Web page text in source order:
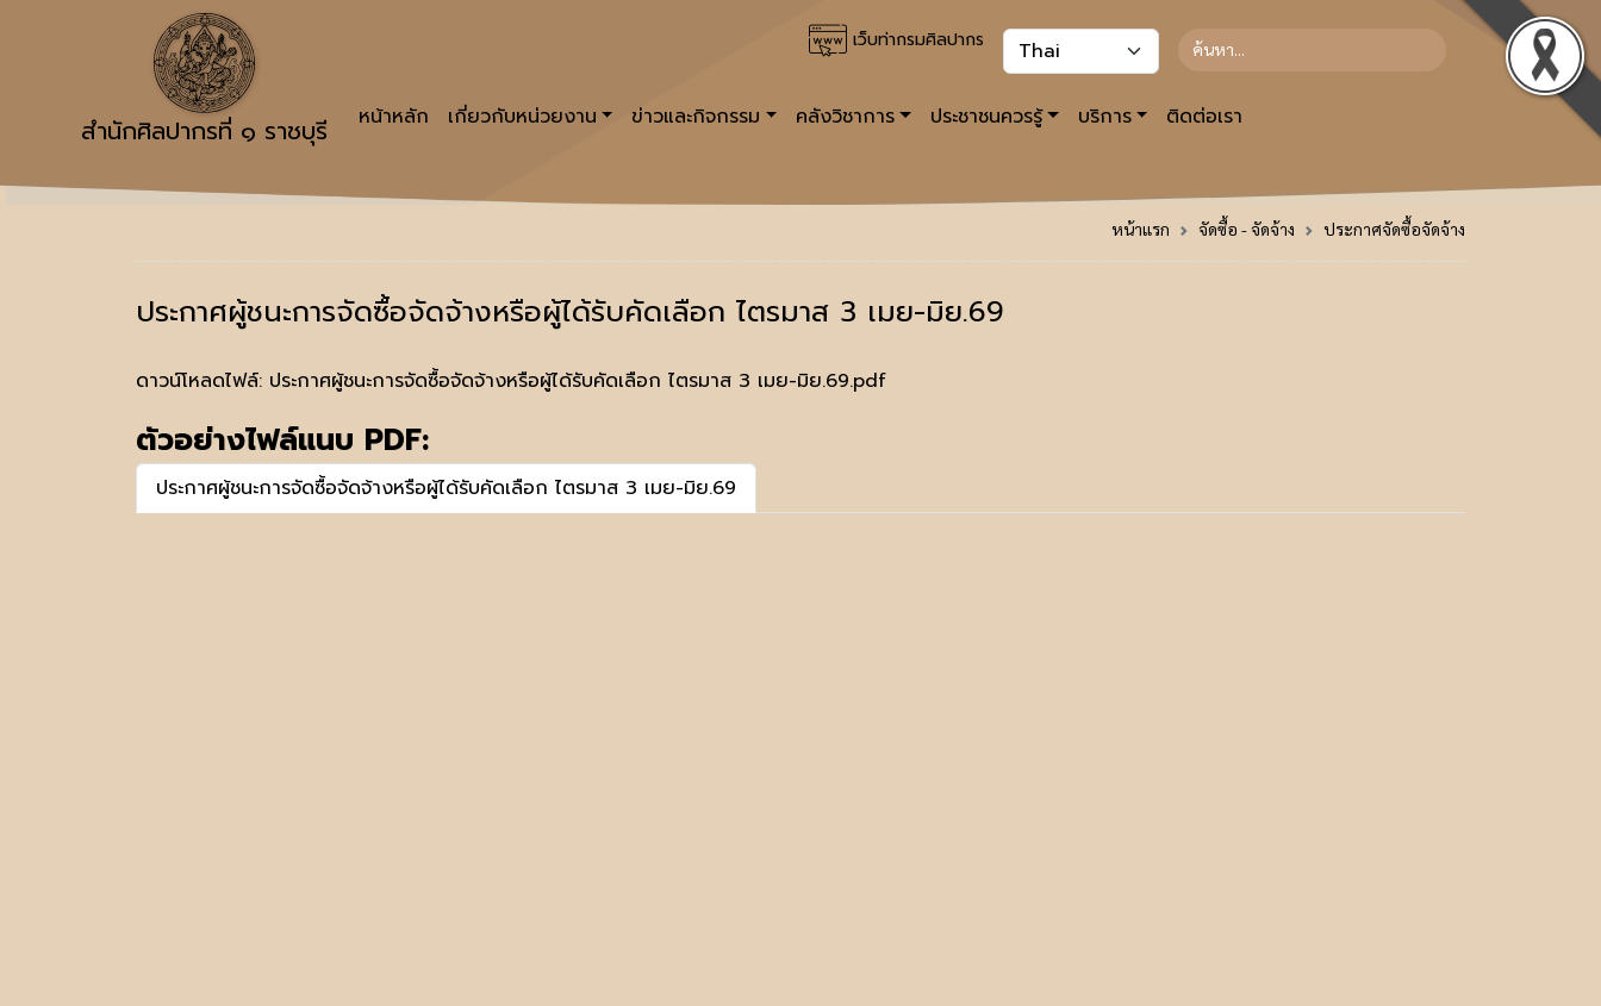
เว็บท่ากรมศิลปากร
สำนักศิลปากรที่ ๑ ราชบุรี หน้าหลัก เกี่ยวกับหน่วยงาน ข่าวและกิจกรรม คลังวิชาการ ประชาชนควรรู้ บริการ ติดต่อเรา
หน้าแรก จัดซื้อ - จัดจ้าง ประกาศจัดซื้อจัดจ้าง
ประกาศผู้ชนะการจัดซื้อจัดจ้างหรือผู้ได้รับคัดเลือก ไตรมาส 3 เมย-มิย.69
ดาวน์โหลดไฟล์: ประกาศผู้ชนะการจัดซื้อจัดจ้างหรือผู้ได้รับคัดเลือก ไตรมาส 3 เมย-มิย.69.pdf
ตัวอย่างไฟล์แนบ PDF:
ประกาศผู้ชนะการจัดซื้อจัดจ้างหรือผู้ได้รับคัดเลือก ไตรมาส 3 เมย-มิย.69